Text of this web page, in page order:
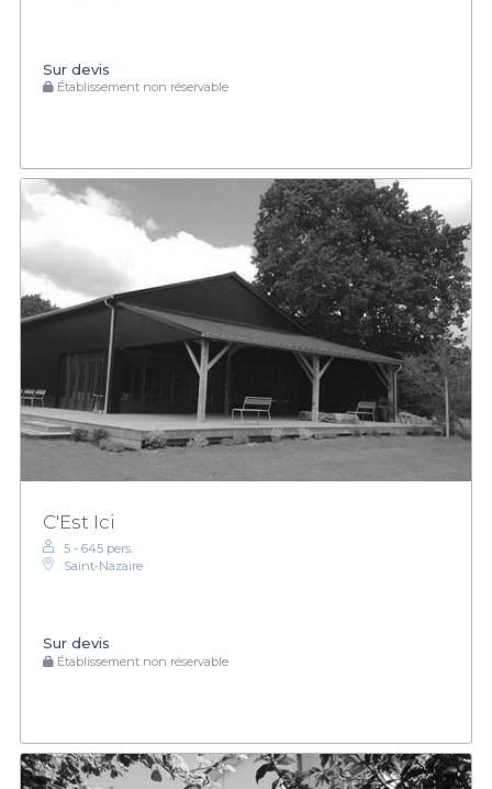
Sur devis
Établissement non réservable
C'Est Ici
5 - 645 pers.
Saint-Nazaire
Sur devis
Établissement non réservable